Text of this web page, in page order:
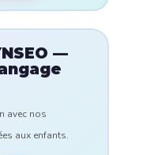
—
avec nos
aux enfants.